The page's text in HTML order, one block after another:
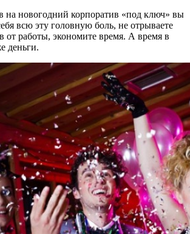
на новогодний корпоратив «под ключ» вы
всю эту головную боль, не отрываете
от работы, экономите время. А время в
деньги.